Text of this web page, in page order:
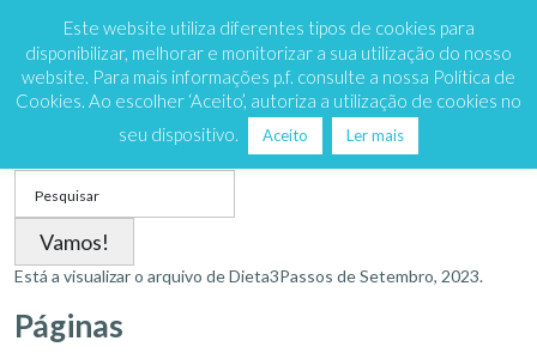
808 200 333 Marque já
Setembro 2023
for:
Está a visualizar o arquivo deDieta3Passos de Setembro, 2023.
Páginas
Este website utiliza diferentes tipos de cookies para
disponibilizar, melhorar e monitorizar a sua utilização do nosso
website. Para mais informações p.f. consulte a nossa Política de
Cookies. Ao escolher ‘Aceito’, autoriza a utilização de cookies no
seu dispositivo.
Aceito Ler mais